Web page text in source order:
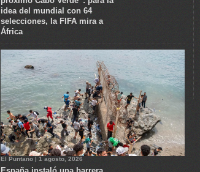
idea del mundial con 64
selecciones, la FIFA mira a
África
El Puntano | 1 agosto, 2026